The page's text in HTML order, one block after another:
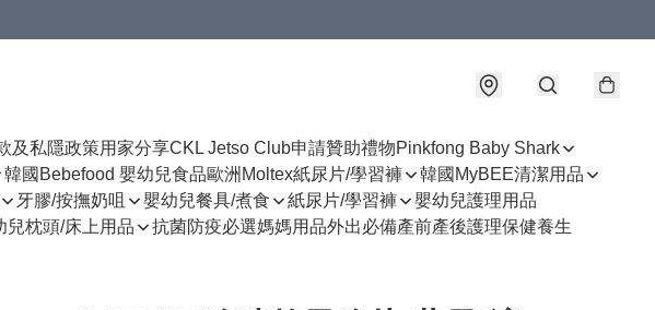
及私隱政策用家分享CKL Jetso Club申請贊助禮物Pinkfong Baby Shark
韓國Bebefood 嬰幼兒食品歐洲Moltex紙尿片/學習褲
韓國MyBEE清潔用品
牙膠/按撫奶咀 嬰幼兒餐具/煮食 紙尿片/學習褲
嬰幼兒護理用品
兒枕頭/床上用品 抗菌防疫必選媽媽用品外出必備產前產後護理保健養生